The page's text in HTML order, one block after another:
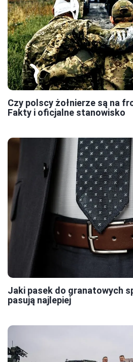
Czy polscy żołnierze są na
Fakty i oficjalne stanowisko
Jaki pasek do granatowych
pasują najlepiej